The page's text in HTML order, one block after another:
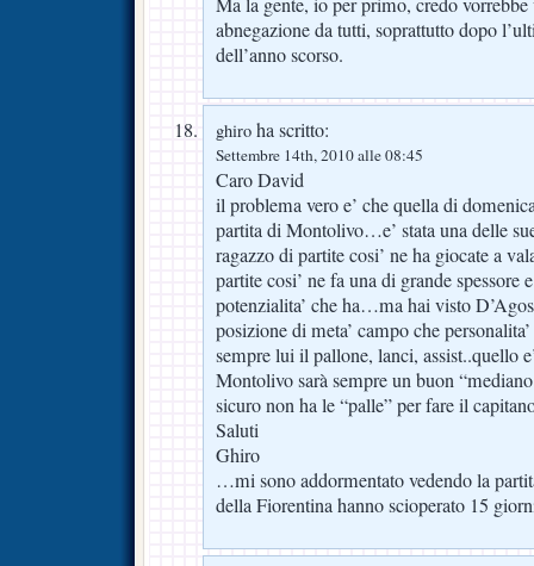
abnegazione da tutti, soprattutto dopo
dell’anno scorso.
ghiro ha scritto:
Settembre 14th, 2010 alle 08:45
Caro David
il problema vero e’ che quella di
partita di Montolivo…e’ stata una delle
ragazzo di partite cosi’ ne ha giocate a
partite cosi’ ne fa una di grande spessore
potenzialita’ che ha…ma hai visto
posizione di meta’ campo che
sempre lui il pallone, lanci, assist..quello
Montolivo sarà sempre un buon
sicuro non ha le “palle” per fare il
Saluti
Ghiro
…mi sono addormentato vedendo la
della Fiorentina hanno scioperato 15